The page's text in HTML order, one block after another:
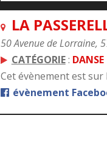
LA
50 Avenue de Lorraine,
CATÉGORIE: DANSE
Cet évènement est sur
évènement